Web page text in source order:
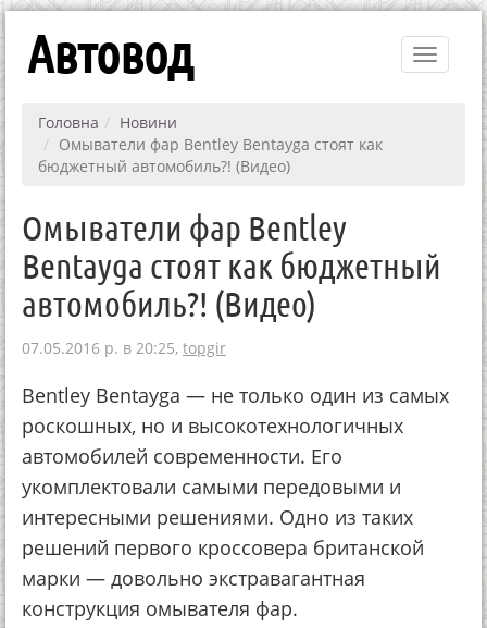
Toggle
Автовод
Головна
Новини
Омыватели фар Bentley Bentayga стоят как
бюджетный автомобиль?! (Видео)
Омыватели фар Bentley
Bentayga стоят как бюджетный
автомобиль?! (Видео)
07.05.2016 р. в 20:25, topgir
Bentley Bentayga — не только один из самых
роскошных, но и высокотехнологичных
автомобилей современности. Его
укомплектовали самыми передовыми и
интересными решениями. Одно из таких
решений первого кроссовера британской
марки — довольно экстравагантная
конструкция омывателя фар.